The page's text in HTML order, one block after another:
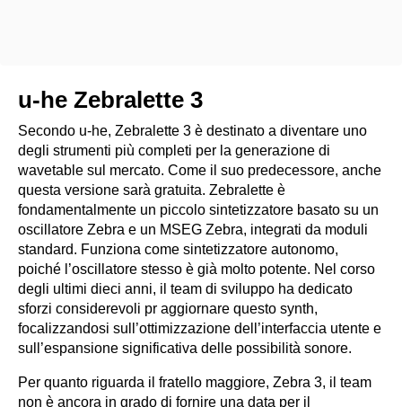
u-he Zebralette 3
Secondo u-he, Zebralette 3 è destinato a diventare uno
degli strumenti più completi per la generazione di
wavetable sul mercato. Come il suo predecessore, anche
questa versione sarà gratuita. Zebralette è
fondamentalmente un piccolo sintetizzatore basato su un
oscillatore Zebra e un MSEG Zebra, integrati da moduli
standard. Funziona come sintetizzatore autonomo,
poiché l’oscillatore stesso è già molto potente. Nel corso
degli ultimi dieci anni, il team di sviluppo ha dedicato
sforzi considerevoli pr aggiornare questo synth,
focalizzandosi sull’ottimizzazione dell’interfaccia utente e
sull’espansione significativa delle possibilità sonore.
Per quanto riguarda il fratello maggiore, Zebra 3, il team
non è ancora in grado di fornire una data per il